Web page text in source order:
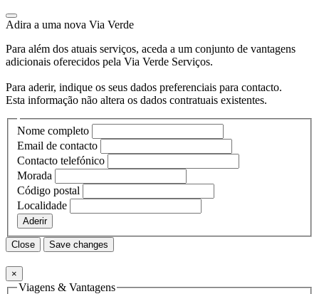
Adira a uma nova Via Verde
Para além dos atuais serviços, aceda a um conjunto de vantagens
adicionais oferecidos pela Via Verde Serviços.
Para aderir, indique os seus dados preferenciais para contacto.
Esta informação não altera os dados contratuais existentes.
Nome completo
Email de contacto
Contacto telefónico
Morada
Código postal
Localidade
Aderir
Close Save changes
×
Viagens & Vantagens